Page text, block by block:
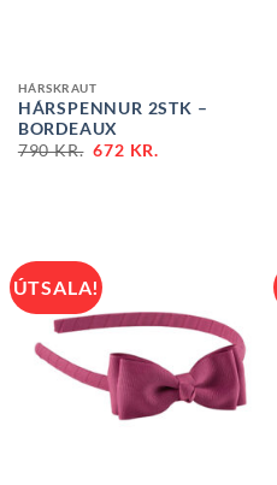
HÁRSKRAUT
HÁRSPENNUR 2STK –
BORDEAUX
790KR. 672 KR.
ÚTSALA!